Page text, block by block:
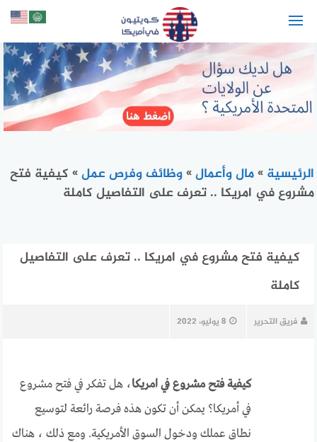
الرئيسية »مال وأعمال»وظائف وفرص عمل» كيفية فتح
مشروع في امريكا .. تعرف على التفاصيل كاملة
كيفية فتح مشروع في امريكا .. تعرف على التفاصيل
كاملة
فريق التحرير 8 يوليو، 2022
كيفية فتح مشروع في امريكا، هل تفكر في فتح مشروع
في أمريكا؟ يمكن أن تكون هذه فرصة رائعة لتوسيع
نطاق عملك ودخول السوق الأمريكية. ومع ذلك ، هناك